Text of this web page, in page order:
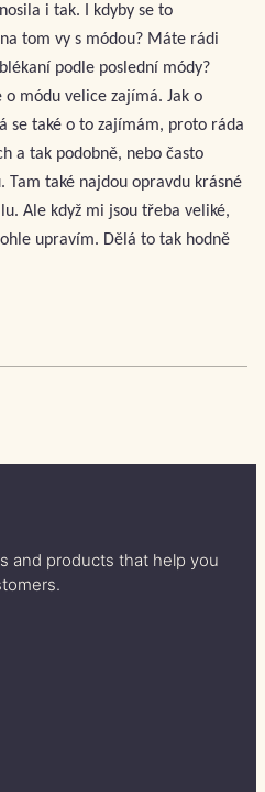
i tak. I kdyby se to
tom vy s módou? Máte rádi
podle poslední módy?
módu velice zajímá. Jak o
se také o to zajímám, proto ráda
a tak podobně, nebo často
Tam také najdou opravdu krásné
Ale když mi jsou třeba veliké,
upravím. Dělá to tak hodně
and products that help you